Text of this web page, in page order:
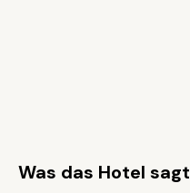
Was das Hotel sagt